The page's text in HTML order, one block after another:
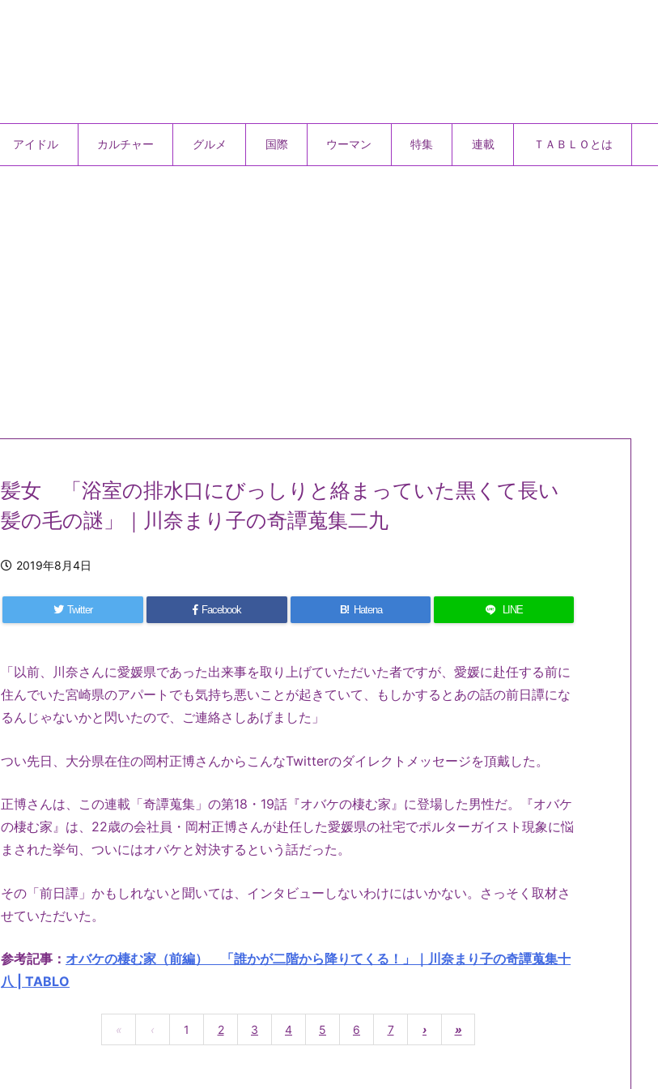
アイドル カルチャー グルメ 国際 ウーマン 特集 連載 ＴＡＢＬＯとは
髪女 「浴室の排水口にびっしりと絡まっていた黒くて長い
髪の毛の謎」｜川奈まり子の奇譚蒐集二九
2019年8月4日
Twitter Facebook B! Hatena LINE
「以前、川奈さんに愛媛県であった出来事を取り上げていただいた者ですが、愛媛に赴任する前に
住んでいた宮崎県のアパートでも気持ち悪いことが起きていて、もしかするとあの話の前日譚にな
るんじゃないかと閃いたので、ご連絡さしあげました」
つい先日、大分県在住の岡村正博さんからこんなTwitterのダイレクトメッセージを頂戴した。
正博さんは、この連載「奇譚蒐集」の第18・19話『オバケの棲む家』に登場した男性だ。『オバケ
の棲む家』は、22歳の会社員・岡村正博さんが赴任した愛媛県の社宅でポルターガイスト現象に悩
まされた挙句、ついにはオバケと対決するという話だった。
その「前日譚」かもしれないと聞いては、インタビューしないわけにはいかない。さっそく取材さ
せていただいた。
参考記事： オバケの棲む家（前編） 「誰かが二階から降りてくる！」｜川奈まり子の奇譚蒐集十
八 | TABLO
« ‹ 1 2 3 4 5 6 7 › »